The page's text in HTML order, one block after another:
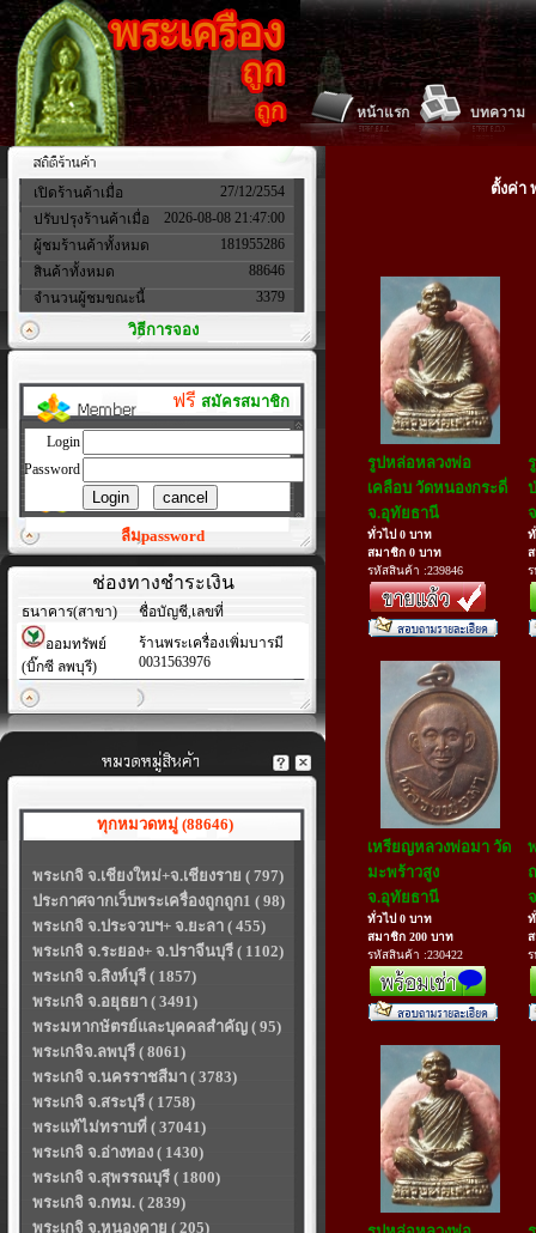
หน้าแรก บทความ
เปิดร้านค้าเมื่อ
27/12/2554
ปรับปรุงร้านค้าเมื่อ
2026-08-08 21:47:00
ผู้ชมร้านค้าทั้งหมด
181955286
สินค้าทั้งหมด
88646
จำนวนผู้ชมขณะนี้
3379
วิธีการจอง
ฟรี สมัครสมาชิก
Login
Password
ลืมpassword
ช่องทางชำระเงิน
ธนาคาร(สาขา)
ชื่อบัญชี,เลขที่
ออมทรัพย์
(บิ๊กซี ลพบุรี)
ร้านพระเครื่องเพิ่มบารมี
0031563976
ทุกหมวดหมู่ (88646)
พระเกจิ จ.เชียงใหม่+จ.เชียงราย ( 797)
ประกาศจากเว็บพระเครื่องถูกถูก1 ( 98)
พระเกจิ จ.ประจวบฯ+ จ.ยะลา ( 455)
พระเกจิ จ.ระยอง+ จ.ปราจีนบุรี ( 1102)
พระเกจิ จ.สิงห์บุรี ( 1857)
พระเกจิ จ.อยุธยา ( 3491)
พระมหากษัตรย์และบุคคลสำคัญ ( 95)
พระเกจิจ.ลพบุรี ( 8061)
พระเกจิ จ.นครราชสีมา ( 3783)
พระเกจิ จ.สระบุรี ( 1758)
พระแท้ไม่ทราบที่ ( 37041)
พระเกจิ จ.อ่างทอง ( 1430)
พระเกจิ จ.สุพรรณบุรี ( 1800)
พระเกจิ จ.กทม. ( 2839)
พระเกจิ จ.หนองคาย ( 205)
ตั้งค่า
รูปหล่อหลวงพ่อ
เคลือบ วัดหนองกระดี่
จ.อุทัยธานี
ทั่วไป 0 บาท
สมาชิก 0 บาท
รหัสสินค้า :239846
เหรียญหลวงพ่อมา วัด
มะพร้าวสูง
จ.อุทัยธานี
ทั่วไป 0 บาท
สมาชิก 200 บาท
รหัสสินค้า :230422